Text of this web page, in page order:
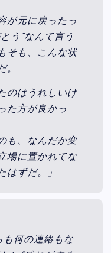
が元に戻ったっ
う”なんて言う
そも、こんな状
。
のはうれしいけ
た方が良かっ
も、なんだか変
場に置かれてな
はずだ。」
も何の連絡もな